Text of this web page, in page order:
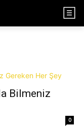
Bilmeniz
0